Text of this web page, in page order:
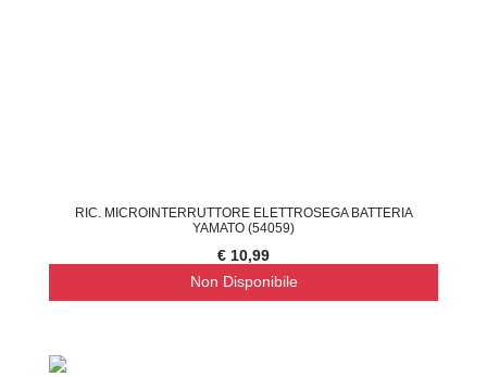
RIC. MICROINTERRUTTORE ELETTROSEGA BATTERIA
YAMATO (54059)
€ 10,99
Non Disponibile